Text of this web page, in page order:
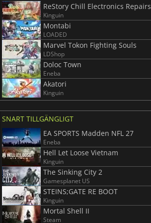
ReStory Chill Electronics Repairs
Kinguin
Montabi
LOADED
Marvel Tokon Fighting Souls
LDShop
Doloc Town
Eneba
Akatori
Kinguin
SNART TILLGÄNGLIGT
EA SPORTS Madden NFL 27
Eneba
Hell Let Loose Vietnam
Kinguin
The Sinking City 2
Gamesplanet US
STEINS;GATE RE BOOT
Kinguin
Mortal Shell II
Steam